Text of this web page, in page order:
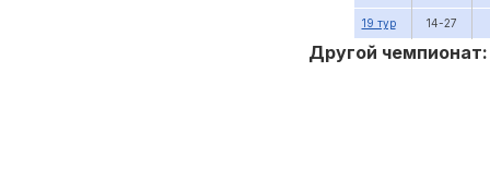
19 тур 14-27
Другой чемпионат: